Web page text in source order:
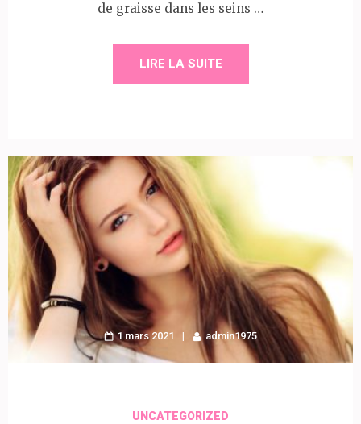
de graisse dans les seins …
LIRE LA SUITE
1 mars 2021 admin1975
UNCATEGORIZED